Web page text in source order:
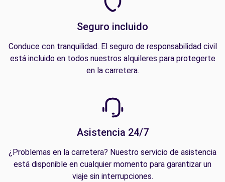
Seguro incluido
Conduce con tranquilidad. El seguro de responsabilidad civil
está incluido en todos nuestros alquileres para protegerte
en la carretera.
Asistencia 24/7
¿Problemas en la carretera? Nuestro servicio de asistencia
está disponible en cualquier momento para garantizar un
viaje sin interrupciones.